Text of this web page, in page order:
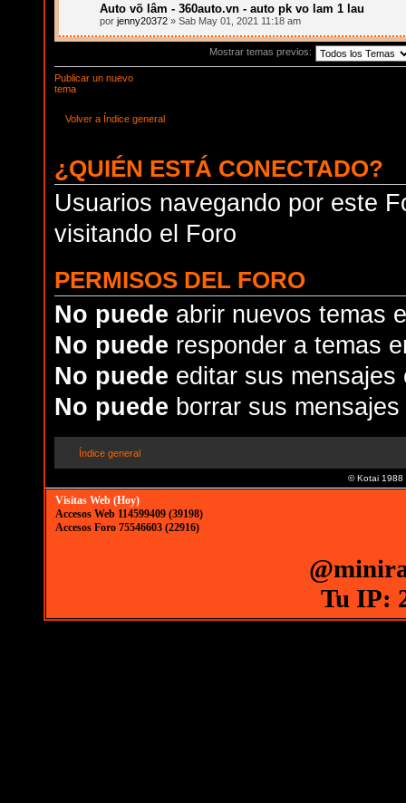
Auto võ lâm - 360auto.vn - auto pk vo lam 1 lau
por jenny20372 » Sab May 01, 2021 11:18 am
Mostrar temas previos:
Publicar un nuevo
tema
Volver a Índice general
¿QUIÉN ESTÁ CONECTADO?
Usuarios navegando por este
visitando el Foro
PERMISOS DEL FORO
No puede abrir nuevos temas
No puede responder a temas
No puede editar sus mensajes
No puede borrar sus
Índice general
© Kotai 1988
Visitas Web (Hoy)
Accesos Web 114599409 (39198)
Accesos Foro 75546603 (22916)
Tu IP: